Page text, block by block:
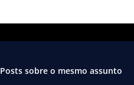
Posts sobre o mesmo assunto